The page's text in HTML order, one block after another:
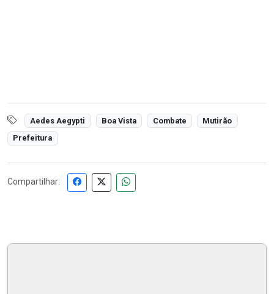
Aedes Aegypti Boa Vista Combate
Mutirão
Prefeitura
Compartilhar: